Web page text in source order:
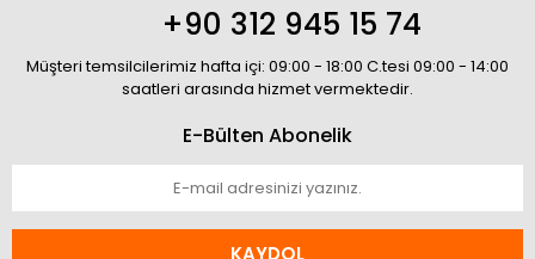
+90 312 945 15 74
Müşteri temsilcilerimiz hafta içi: 09:00 - 18:00 C.tesi 09:00 - 14:00
saatleri arasında hizmet vermektedir.
E-Bülten Abonelik
KAYDOL